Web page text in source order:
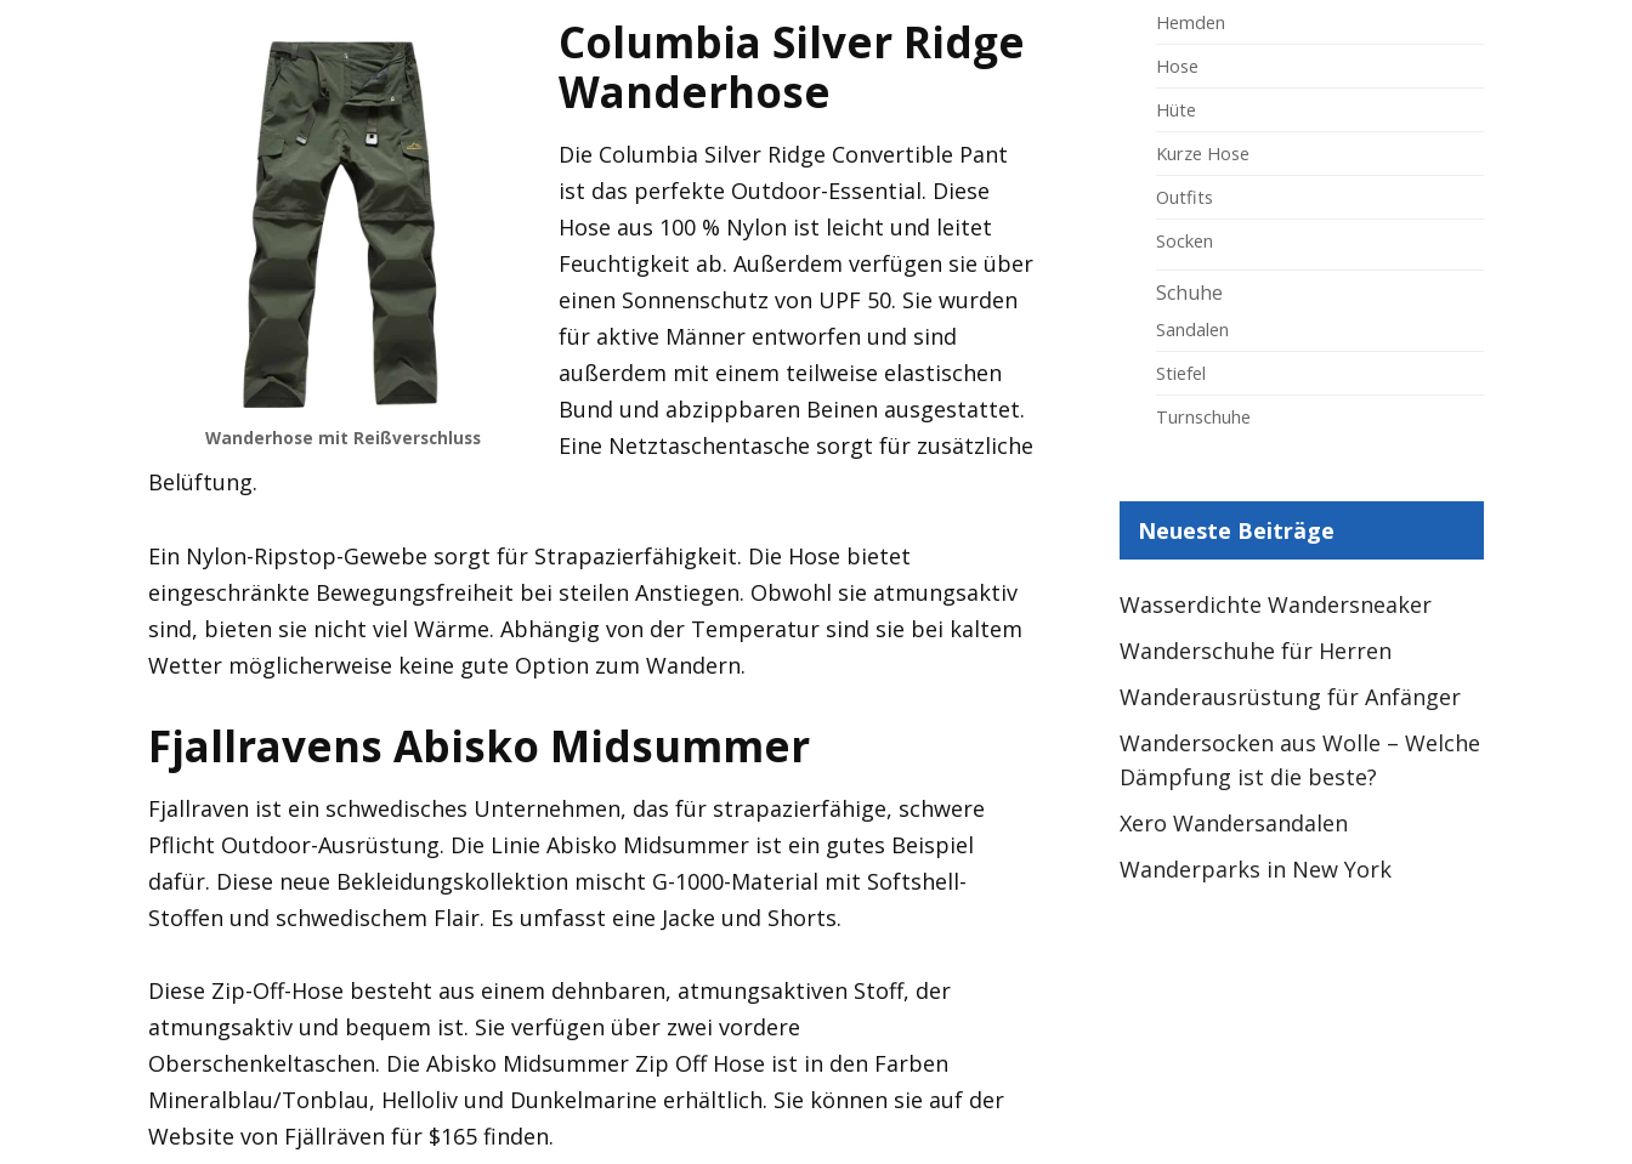
Wanderhose mit Reißverschluss
Columbia Silver Ridge
Wanderhose
Die Columbia Silver Ridge Convertible Pant
ist das perfekte Outdoor-Essential. Diese
Hose aus 100 % Nylon ist leicht und leitet
Feuchtigkeit ab. Außerdem verfügen sie über
einen Sonnenschutz von UPF 50. Sie wurden
für aktive Männer entworfen und sind
außerdem mit einem teilweise elastischen
Bund und abzippbaren Beinen ausgestattet.
Eine Netztaschentasche sorgt für zusätzliche
Belüftung.
Ein Nylon-Ripstop-Gewebe sorgt für Strapazierfähigkeit. Die Hose bietet
eingeschränkte Bewegungsfreiheit bei steilen Anstiegen. Obwohl sie atmungsaktiv
sind, bieten sie nicht viel Wärme. Abhängig von der Temperatur sind sie bei kaltem
Wetter möglicherweise keine gute Option zum Wandern.
Fjallravens Abisko Midsummer
Fjallraven ist ein schwedisches Unternehmen, das für strapazierfähige, schwere
Pflicht Outdoor-Ausrüstung. Die Linie Abisko Midsummer ist ein gutes Beispiel
dafür. Diese neue Bekleidungskollektion mischt G-1000-Material mit Softshell-
Stoffen und schwedischem Flair. Es umfasst eine Jacke und Shorts.
Diese Zip-Off-Hose besteht aus einem dehnbaren, atmungsaktiven Stoff, der
atmungsaktiv und bequem ist. Sie verfügen über zwei vordere
Oberschenkeltaschen. Die Abisko Midsummer Zip Off Hose ist in den Farben
Mineralblau/Tonblau, Helloliv und Dunkelmarine erhältlich. Sie können sie auf der
Website von Fjällräven für $165 finden.
Hemden
Hose
Hüte
Kurze Hose
Outfits
Socken
Schuhe
Sandalen
Stiefel
Turnschuhe
Neueste Beiträge
Wasserdichte Wandersneaker
Wanderschuhe für Herren
Wanderausrüstung für Anfänger
Wandersocken aus Wolle – Welche
Dämpfung ist die beste?
Xero Wandersandalen
Wanderparks in New York